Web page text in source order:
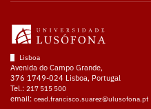
Lisboa
Avenida do Campo Grande,
376 1749-024 Lisboa, Portugal
Tel.: 217 515 500
email: cead.francisco.suarez@ulusofona.pt